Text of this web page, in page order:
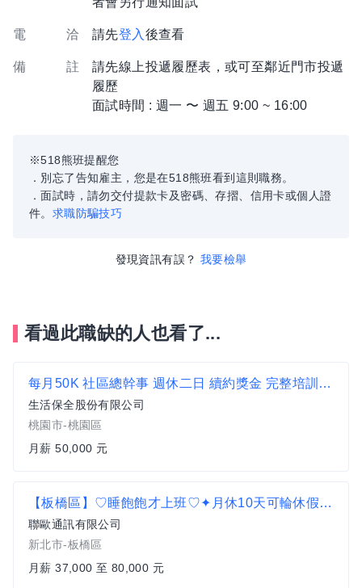
電 洽 請先登入 後查看
備 註
請先線上投遞履歷表，或可至鄰近門市投遞
履歷
面試時間 : 週一 〜 週五 9:00 ~ 16:00
※518熊班提醒您
．別忘了告知雇主，您是在518熊班看到這則職務。
．面試時，請勿交付提款卡及密碼、存摺、信用卡或個人證
件。 求職防騙技巧
發現資訊有誤？ 我要檢舉
看過此職缺的人也看了...
每月50K 社區總幹事 週休二日 續約獎金 完整培訓 歡迎想長期發展的你
生活保全股份有限公司
桃園市-桃園區
月薪 50,000 元
【板橋區】♡睡飽飽才上班♡✦月休10天可輪休假日✦無經驗可✅遠傳/台灣大哥大電信門市✅新人均薪37k ↑
聯歐通訊有限公司
新北市-板橋區
月薪 37,000 至 80,000 元